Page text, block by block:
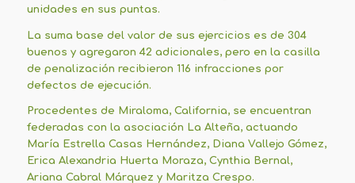
unidades en sus puntas.
La suma base del valor de sus ejercicios es de 304
buenos y agregaron 42 adicionales, pero en la casilla
de penalización recibieron 116 infracciones por
defectos de ejecución.
Procedentes de Miraloma, California, se encuentran
federadas con la asociación La Alteña, actuando
María Estrella Casas Hernández, Diana Vallejo Gómez,
Erica Alexandria Huerta Moraza, Cynthia Bernal,
Ariana Cabral Márquez y Maritza Crespo.